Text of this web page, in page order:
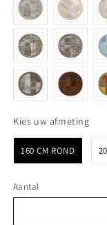
Kies uw afmeting
160 CM ROND
Aantal